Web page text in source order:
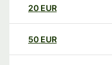
20 EUR
50 EUR